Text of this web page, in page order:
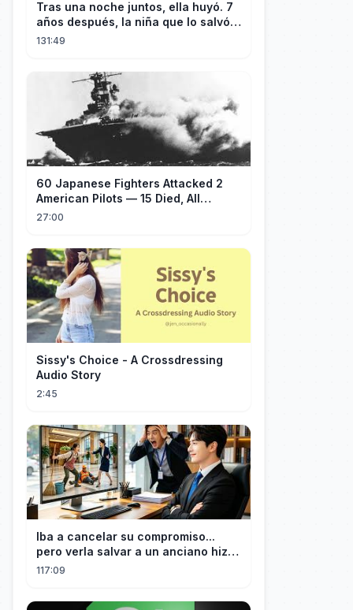
Tras una noche juntos, ella huyó. 7
años después, la niña que lo salvó:
"¡Papá!"...¡Entró en pánico!
131:49
60 Japanese Fighters Attacked 2
American Pilots — 15 Died, All
Japanese
27:00
Sissy's Choice - A Crossdressing
Audio Story
2:45
Iba a cancelar su compromiso...
pero verla salvar a un anciano hizo
que el CEO se enamorara
117:09